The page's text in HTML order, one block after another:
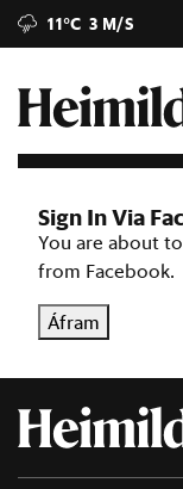
11°C 3 M/S
Sign In Via
You are about
from Facebook.
Áfram